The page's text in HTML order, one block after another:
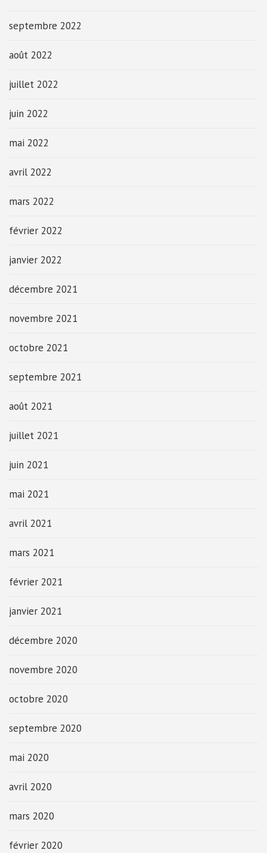
septembre 2022
août 2022
juillet 2022
juin 2022
mai 2022
avril 2022
mars 2022
février 2022
janvier 2022
décembre 2021
novembre 2021
octobre 2021
septembre 2021
août 2021
juillet 2021
juin 2021
mai 2021
avril 2021
mars 2021
février 2021
janvier 2021
décembre 2020
novembre 2020
octobre 2020
septembre 2020
mai 2020
avril 2020
mars 2020
février 2020